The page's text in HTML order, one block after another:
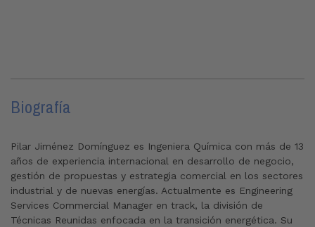
Biografía
Pilar Jiménez Domínguez es Ingeniera Química con más de 13
años de experiencia internacional en desarrollo de negocio,
gestión de propuestas y estrategia comercial en los sectores
industrial y de nuevas energías. Actualmente es Engineering
Services Commercial Manager en track, la división de
Técnicas Reunidas enfocada en la transición energética. Su